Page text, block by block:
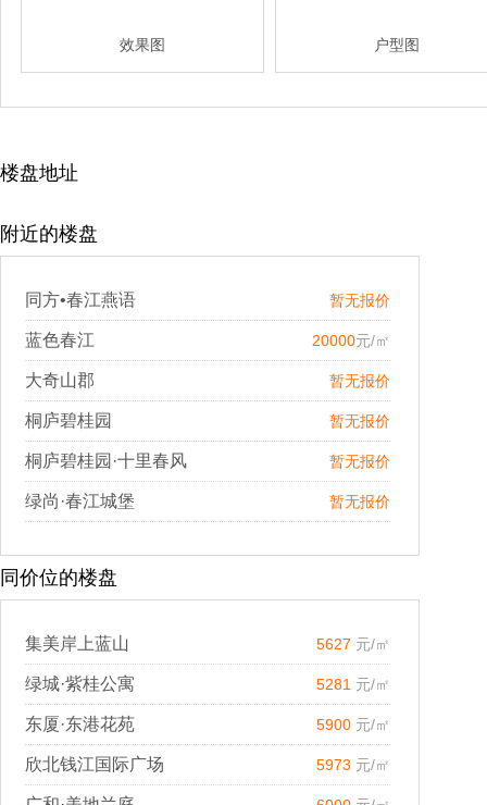
效果图 户型图
楼盘地址
附近的楼盘
同方•春江燕语 暂无报价
蓝色春江 20000元/㎡
大奇山郡 暂无报价
桐庐碧桂园 暂无报价
桐庐碧桂园·十里春风 暂无报价
绿尚·春江城堡 暂无报价
同价位的楼盘
集美岸上蓝山 5627 元/㎡
绿城·紫桂公寓 5281 元/㎡
东厦·东港花苑 5900 元/㎡
欣北钱江国际广场 5973 元/㎡